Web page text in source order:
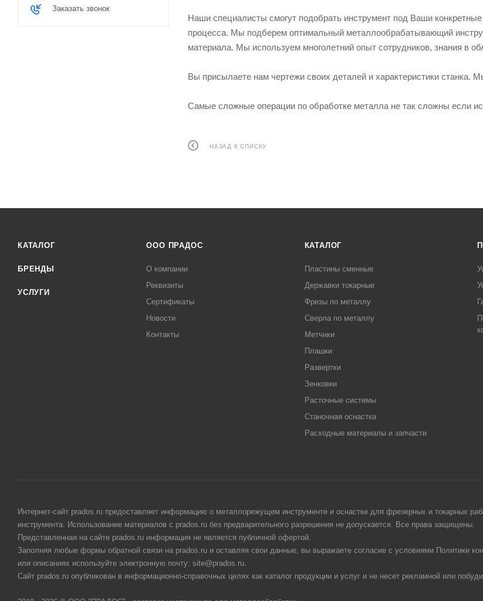
Наши специалисты смогут подобрать инструмент под Ваши
процесса. Мы подберем оптимальный металлообрабатывающий
материала. Мы используем многолетний опыт сотрудников, знания в
Вы присылаете нам чертежи своих деталей и характеристики станка.
Самые сложные операции по обработке металла не так сложны если
НАЗАД К СПИСКУ
Заказать звонок
КАТАЛОГ
БРЕНДЫ
УСЛУГИ
ООО ПРАДОС
О компании
Реквизиты
Сертификаты
Новости
Контакты
КАТАЛОГ
Пластины сменные
Державки токарные
Фрезы по металлу
Сверла по металлу
Метчики
Плашки
Развертки
Зенковки
Расточные системы
Станочная оснастка
Расходные материалы и запчасти
Интернет-сайт prados.ru предоставляет информацию о металлорежущем инструменте и оснастке для фрезерных и токарных
инструмента. Использование материалов с prados.ru без предварительного разрешения не допускается. Все права защищены.
Представленная на сайте prados.ru информация не является публичной офертой.
Заполняя любые формы обратной связи на prados.ru и оставляя свои данные, вы выражаете согласие с условиями Политики
или описаниях используйте электронную почту: site@prados.ru.
Сайт prados.ru опубликован в информационно-справочных целях как каталог продукции и услуг и не несет рекламной или